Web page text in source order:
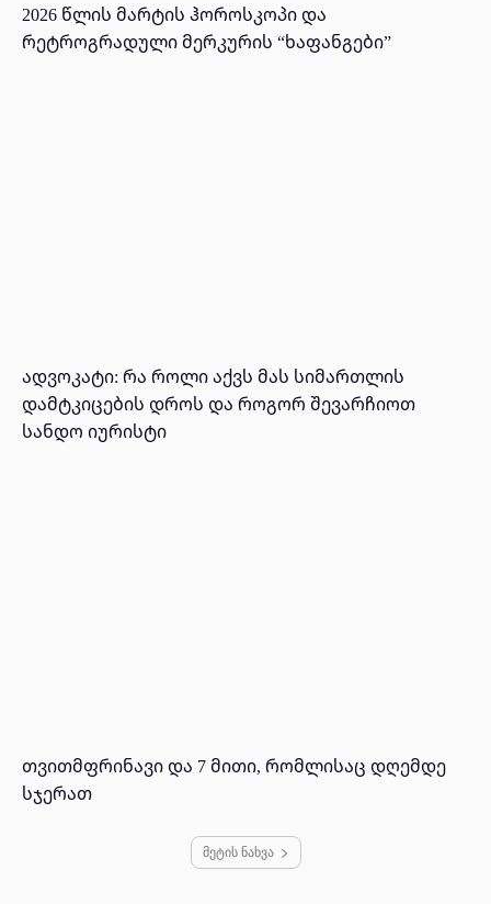
2026 წლის მარტის ჰოროსკოპი და
რეტროგრადული მერკურის “ხაფანგები”
ადვოკატი: რა როლი აქვს მას სიმართლის
დამტკიცების დროს და როგორ შევარჩიოთ
სანდო იურისტი
თვითმფრინავი და 7 მითი, რომლისაც დღემდე
სჯერათ
მეტის ნახვა